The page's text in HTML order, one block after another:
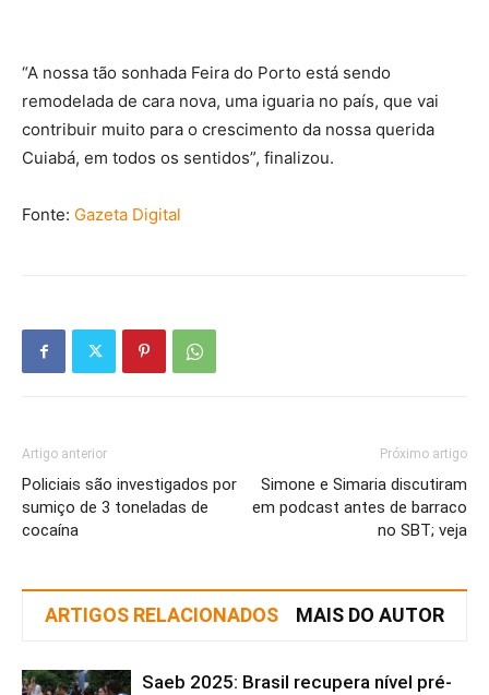
“A nossa tão sonhada Feira do Porto está sendo
remodelada de cara nova, uma iguaria no país, que vai
contribuir muito para o crescimento da nossa querida
Cuiabá, em todos os sentidos”, finalizou.
Fonte: Gazeta Digital
Artigo anterior
Policiais são investigados por
sumiço de 3 toneladas de
cocaína
Próximo artigo
Simone e Simaria discutiram
em podcast antes de barraco
no SBT; veja
ARTIGOS RELACIONADOS MAIS DO AUTOR
Saeb 2025: Brasil recupera nível pré-